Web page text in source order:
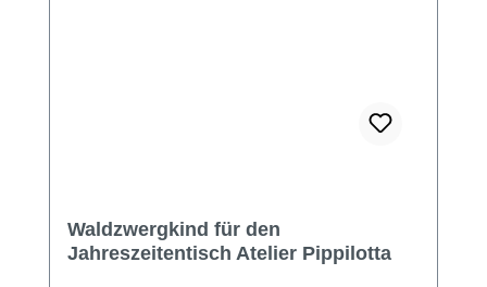
Waldzwergkind für den
Jahreszeitentisch Atelier Pippilotta